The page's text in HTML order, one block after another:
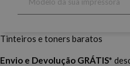
Tinteiros e toners baratos
Envio e Devolução GRÁTIS*